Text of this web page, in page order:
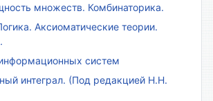
множеств. Комбинаторика.
Аксиоматические теории.
систем
интеграл. (Под редакцией Н.Н.